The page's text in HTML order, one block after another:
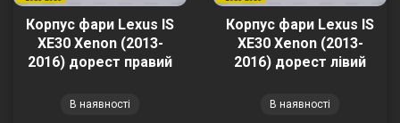
Корпус фари Lexus IS
XE30 Xenon (2013-
2016) дорест правий
В наявності
Корпус фари Lexus IS
XE30 Xenon (2013-
2016) дорест лівий
В наявності